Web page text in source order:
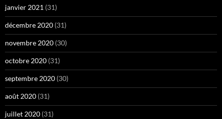
janvier 2021 (31)
décembre 2020 (31)
novembre 2020 (30)
octobre 2020 (31)
septembre 2020 (30)
août 2020 (31)
juillet 2020 (31)